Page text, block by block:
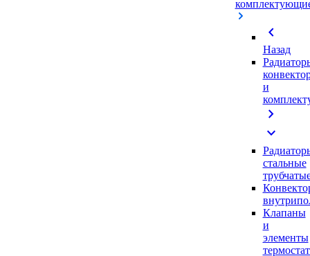
chevron_left
Назад
и
chevron_right
expand_more
стальные
Клапаны
и
элементы